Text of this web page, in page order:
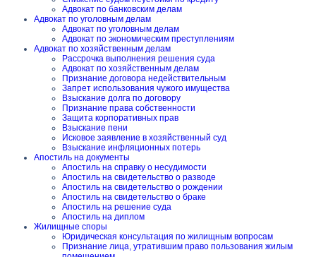
Адвокат по банковским делам
Адвокат по уголовным делам
Адвокат по уголовным делам
Адвокат по экономическим преступлениям
Адвокат по хозяйственным делам
Рассрочка выполнения решения суда
Адвокат по хозяйственным делам
Признание договора недействительным
Запрет использования чужого имущества
Взыскание долга по договору
Признание права собственности
Защита корпоративных прав
Взыскание пени
Исковое заявление в хозяйственный суд
Взыскание инфляционных потерь
Апостиль на документы
Апостиль на справку о несудимости
Апостиль на свидетельство о разводе
Апостиль на свидетельство о рождении
Апостиль на свидетельство о браке
Апостиль на решение суда
Апостиль на диплом
Жилищные споры
Юридическая консультация по жилищным вопросам
Признание лица, утратившим право пользования жилым